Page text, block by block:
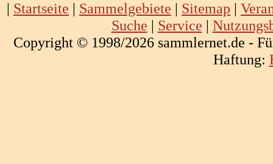
| Startseite | Sammelgebiete | Sitemap |
Suche | Service |
Copyright © 1998/2026 sammlernet.de -
Haftung: